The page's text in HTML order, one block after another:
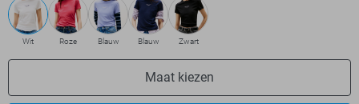
Wit Roze Blauw Blauw Zwart
Maat kiezen